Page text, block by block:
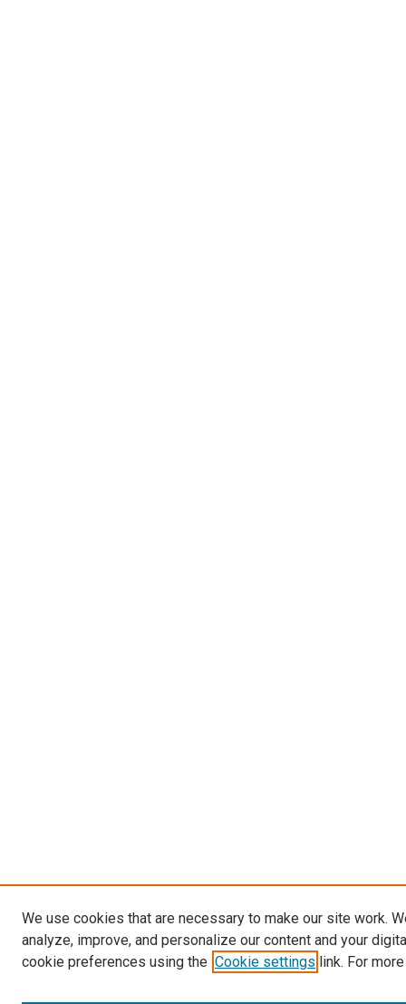
We use cookies that are necessary to make our site work.
analyze, improve, and personalize our content and your
cookie preferences using the Cookie settings link. For